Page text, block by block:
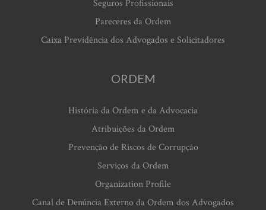
Seguros Profissionais
Pareceres da Ordem
Caixa Previdência dos Advogados e Solicitadores
ORDEM
História da Ordem e da Advocacia
Atribuições da Ordem
Prevenção de Riscos de Corrupção
Serviços da Ordem
Organization Profile
Canal de Denúncia Externo da Ordem dos Advogados